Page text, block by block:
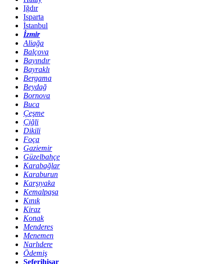
Iğdır
Isparta
İstanbul
İzmir
Aliağa
Balçova
Bayındır
Bayraklı
Bergama
Beydağ
Bornova
Buca
Çeşme
Çiğli
Dikili
Foça
Gaziemir
Güzelbahçe
Karabağlar
Karaburun
Karşıyaka
Kemalpaşa
Kınık
Kiraz
Konak
Menderes
Menemen
Narlıdere
Ödemiş
Seferihisar